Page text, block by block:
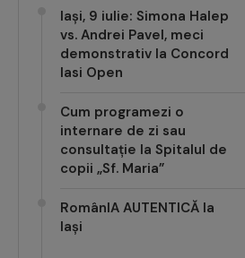
Iași, 9 iulie: Simona Halep
vs. Andrei Pavel, meci
demonstrativ la Concord
Iasi Open
Cum programezi o
internare de zi sau
consultație la Spitalul de
copii „Sf. Maria”
RomânIA AUTENTICĂ la
Iași